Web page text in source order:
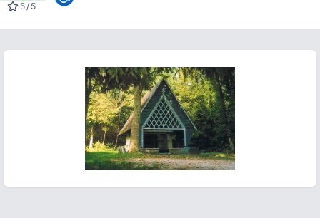
5/ 5